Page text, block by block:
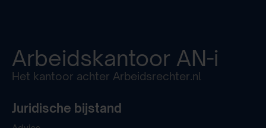
Arbeidskantoor AN-i
Het kantoor achter Arbeidsrechter.nl
Juridische bijstand